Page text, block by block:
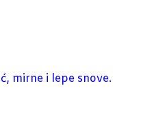
mirne i lepe snove.